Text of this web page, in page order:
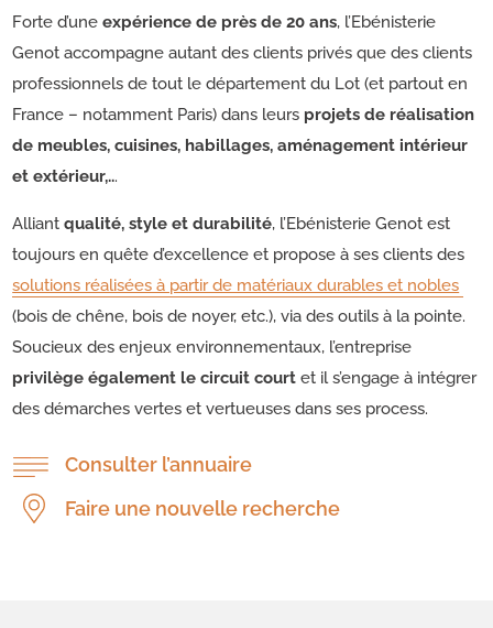
Forte d’uneexpérience de près de 20 ans, l’Ebénisterie
Genot accompagne autant des clients privés que des clients
professionnels de tout le département du Lot (et partout en
France – notamment Paris) dans leurs projets de réalisation
de meubles, cuisines, habillages, aménagement intérieur
et extérieur,...
Alliantqualité, style et durabilité, l’Ebénisterie Genot est
toujours en quête d’excellence et propose à ses clients des
solutions réalisées à partir de matériaux durables et nobles
(bois de chêne, bois de noyer, etc.), via des outils à la pointe.
Soucieux des enjeux environnementaux, l’entreprise
privilège également le circuit court et il s’engage à intégrer
des démarches vertes et vertueuses dans ses process.
Consulter l’annuaire
Faire une nouvelle recherche